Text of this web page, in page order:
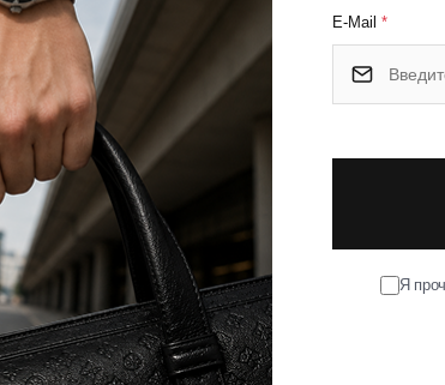
лямки под ваш рост и удобная спинка с
рюкзака в руке, а водоотталкивающее
подходит для повседневного
и надежность, которые характерны для бренда
воздуха.
E-Mail *
Я